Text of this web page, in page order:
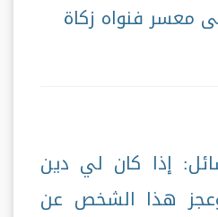
معسر فنواه زكاة
إذا كان لي دين
هذا الشخص عن